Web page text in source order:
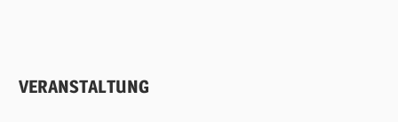
VERANSTALTUNG